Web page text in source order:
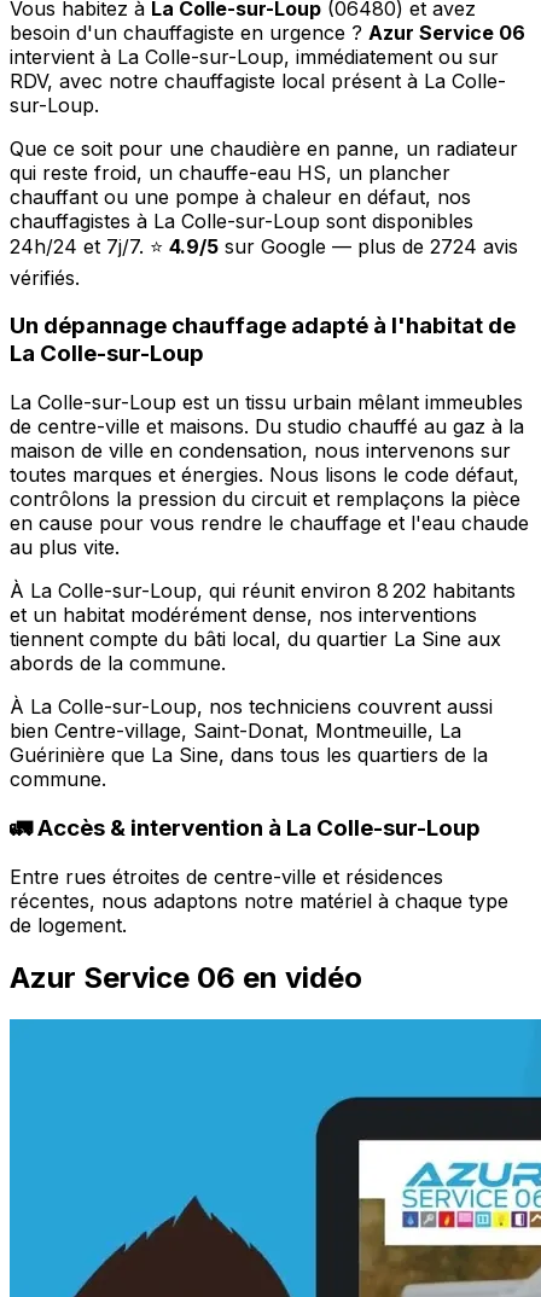
Vous habitez à La Colle-sur-Loup (06480) et avez
besoin d'un chauffagiste en urgence ? Azur Service 06
intervient à La Colle-sur-Loup, immédiatement ou sur
RDV, avec notre chauffagiste local présent à La Colle-
sur-Loup.
Que ce soit pour une chaudière en panne, un radiateur
qui reste froid, un chauffe-eau HS, un plancher
chauffant ou une pompe à chaleur en défaut, nos
chauffagistes à La Colle-sur-Loup sont disponibles
24h/24 et 7j/7. ⭐ 4.9/5 sur Google — plus de 2724 avis
vérifiés.
Un dépannage chauffage adapté à l'habitat de
La Colle-sur-Loup
La Colle-sur-Loup est un tissu urbain mêlant immeubles
de centre-ville et maisons. Du studio chauffé au gaz à la
maison de ville en condensation, nous intervenons sur
toutes marques et énergies. Nous lisons le code défaut,
contrôlons la pression du circuit et remplaçons la pièce
en cause pour vous rendre le chauffage et l'eau chaude
au plus vite.
À La Colle-sur-Loup, qui réunit environ 8 202 habitants
et un habitat modérément dense, nos interventions
tiennent compte du bâti local, du quartier La Sine aux
abords de la commune.
À La Colle-sur-Loup, nos techniciens couvrent aussi
bien Centre-village, Saint-Donat, Montmeuille, La
Guérinière que La Sine, dans tous les quartiers de la
commune.
🚛 Accès & intervention à La Colle-sur-Loup
Entre rues étroites de centre-ville et résidences
récentes, nous adaptons notre matériel à chaque type
de logement.
Azur Service 06 en vidéo